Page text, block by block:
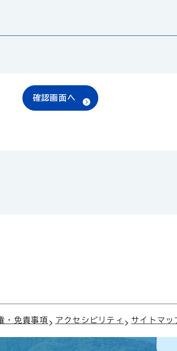
確認画面へ
・免責事項 アクセシビリティ サイトマッ